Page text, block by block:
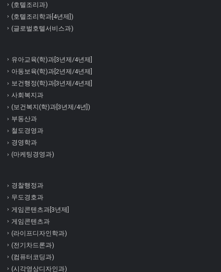
(호텔조리과)
(호텔조리학과[4년제])
(글로벌호텔서비스과)
유아교육(학)과[3년제/4년제]
아동보육(학)과[2년제/4년제]
보건행정(학)과[3년제/4년제]
사회복지과
(보건복지(학)과[3년제/4년])
부동산과
철도경영과
경영학과
(마케팅경영과)
경찰행정과
무도경호과
게임콘텐츠과[3년제]
게임콘텐츠과
(라이프디자인학과)
(전기차드론과)
(컴퓨터코딩과)
(시각영상디자인과)